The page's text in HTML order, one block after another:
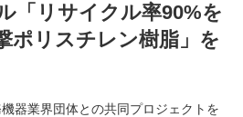
「リサイクル率90%を
ポリスチレン樹脂」を
器業界団体との共同プロジェクトを